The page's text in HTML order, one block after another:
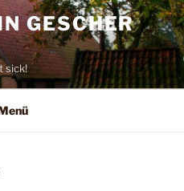
GESCHER
sick!